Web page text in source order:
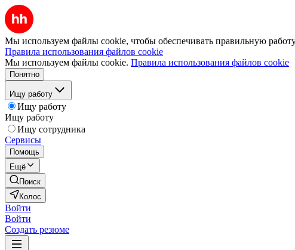
Мы используем файлы cookie, чтобы обеспечивать правильную
Правила использования файлов cookie
Мы используем файлы cookie. Правила использования файлов cookie
Понятно
Ищу работу
Ищу работу
Ищу работу
Ищу сотрудника
Сервисы
Помощь
Ещё
Поиск
Колос
Войти
Войти
Создать резюме